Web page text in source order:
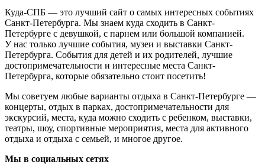
Куда-СПБ — это лучший сайт о самых интересных событиях
Санкт-Петербурга. Мы знаем куда сходить в Санкт-
Петербурге с девушкой, с парнем или большой компанией.
У нас только лучшие события, музеи и выставки Санкт-
Петербурга. События для детей и их родителей, лучшие
достопримечательности и интересные места Санкт-
Петербурга, которые обязательно стоит посетить!
Мы советуем любые варианты отдыха в Санкт-Петербурге —
концерты, отдых в парках, достопримечательности для
экскурсий, места, куда можно сходить с ребенком, выставки,
театры, шоу, спортивные мероприятия, места для активного
отдыха и отдыха с семьей, и многое другое.
Мы в социальных сетях